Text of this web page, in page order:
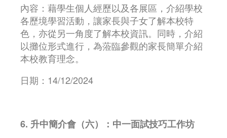
內容：藉學生個人經歷以及各展區，介紹學校
各歷境學習活動，讓家長與子女了解本校特
色，亦從另一角度了解本校資訊。同時，介紹
以攤位形式進行，為蒞臨參觀的家長簡單介紹
本校教育理念。
日期：14/12/2024
6. 升中簡介會（六）：中一面試技巧工作坊